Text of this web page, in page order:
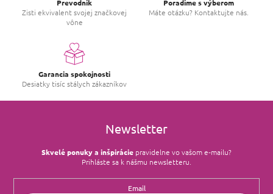
Prevodník
Zisti ekvivalent svojej značkovej
vône
Poradíme s výberom
Máte otázku? Kontaktujte nás.
Garancia spokojnosti
Desiatky tisíc stálych zákazníkov
Newsletter
Skvelé ponuky a inšpirácie pravidelne vo vašom e‑mailu?
Prihláste sa k nášmu newsletteru.
Email